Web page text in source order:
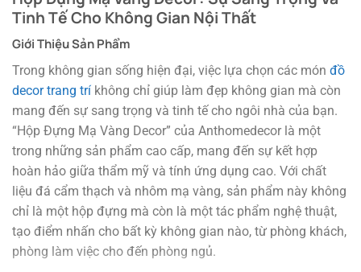
Tinh Tế Cho Không Gian Nội Thất
Giới Thiệu Sản Phẩm
Trong không gian sống hiện đại, việc lựa chọn các món đồ
decor trang trí không chỉ giúp làm đẹp không gian mà còn
mang đến sự sang trọng và tinh tế cho ngôi nhà của bạn.
“Hộp Đựng Mạ Vàng Decor” của Anthomedecor là một
trong những sản phẩm cao cấp, mang đến sự kết hợp
hoàn hảo giữa thẩm mỹ và tính ứng dụng cao. Với chất
liệu đá cẩm thạch và nhôm mạ vàng, sản phẩm này không
chỉ là một hộp đựng mà còn là một tác phẩm nghệ thuật,
tạo điểm nhấn cho bất kỳ không gian nào, từ phòng khách,
phòng làm việc cho đến phòng ngủ.